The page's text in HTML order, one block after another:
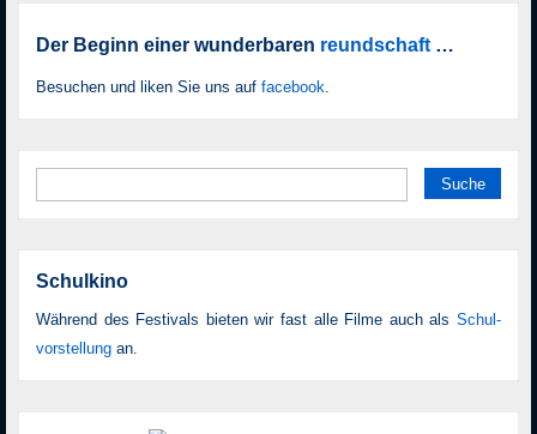
Der Beginn einer wunderbaren reundschaft …
Besuchen und liken Sie uns auf facebook
Schulkino
Während des Festivals bieten wir fast alle Filme auch als Schul­
vor­stellung an.